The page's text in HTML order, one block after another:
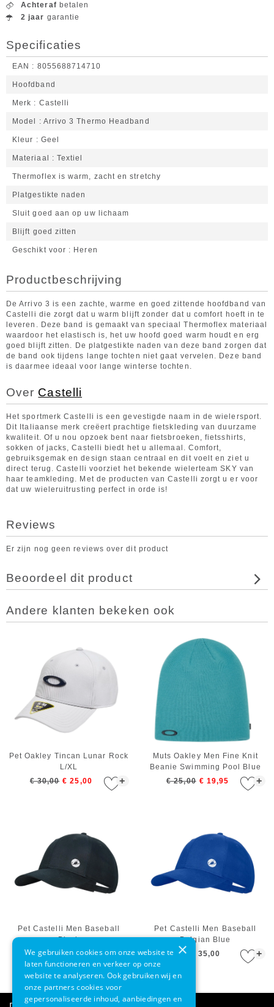
Achteraf betalen
2 jaar garantie
Specificaties
EAN 8055688714710
Hoofdband
Merk Castelli
Model Arrivo 3 Thermo Headband
Kleur Geel
Materiaal Textiel
Thermoflex is warm, zacht en stretchy
Platgestikte naden
Sluit goed aan op uw lichaam
Blijft goed zitten
Geschikt voor Heren
Productbeschrijving
De Arrivo 3 is een zachte, warme en goed zittende hoofdband van
Castelli die zorgt dat u warm blijft zonder dat u comfort hoeft in te
leveren. Deze band is gemaakt van speciaal Thermoflex materiaal
waardoor het elastisch is, het uw hoofd goed warm houdt en erg
goed blijft zitten. De platgestikte naden van deze band zorgen dat
de band ook tijdens lange tochten niet gaat vervelen. Deze band
is daarmee ideaal voor lange winterse tochten.
Over Castelli
Het sportmerk Castelli is een gevestigde naam in de wielersport.
Dit Italiaanse merk creëert prachtige fietskleding van duurzame
kwaliteit. Of u nou opzoek bent naar fietsbroeken, fietsshirts,
sokken of jacks, Castelli biedt het u allemaal. Comfort,
gebruiksgemak en design staan centraal en dit voelt en ziet u
direct terug. Castelli voorziet het bekende wielerteam SKY van
haar teamkleding. Met de producten van Castelli zorgt u er voor
dat uw wieleruitrusting perfect in orde is!
Reviews
Er zijn nog geen reviews over dit product
Beoordeel dit product
Andere klanten bekeken ook
+
Pet Oakley Tincan Lunar Rock
L/XL
€ 30,00 € 25,00 +
Muts Oakley Men Fine Knit
Beanie Swimming Pool Blue
€ 25,00 € 19,95
+
Pet Castelli Men Baseball
Black
€ 35,00
+
Pet Castelli Men Baseball
Belgian Blue
€ 35,00
×
We gebruiken cookies om onze website te
laten functioneren en verkeer op onze
website te analyseren. Ook gebruiken wij en
onze partners cookies voor
gepersonaliseerde inhoud, aanbiedingen en